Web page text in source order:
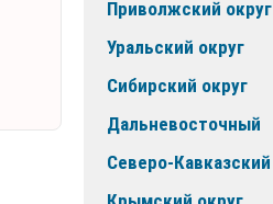
Приволжский округ
Уральский округ
Сибирский округ
Дальневосточный
Северо-Кавказский